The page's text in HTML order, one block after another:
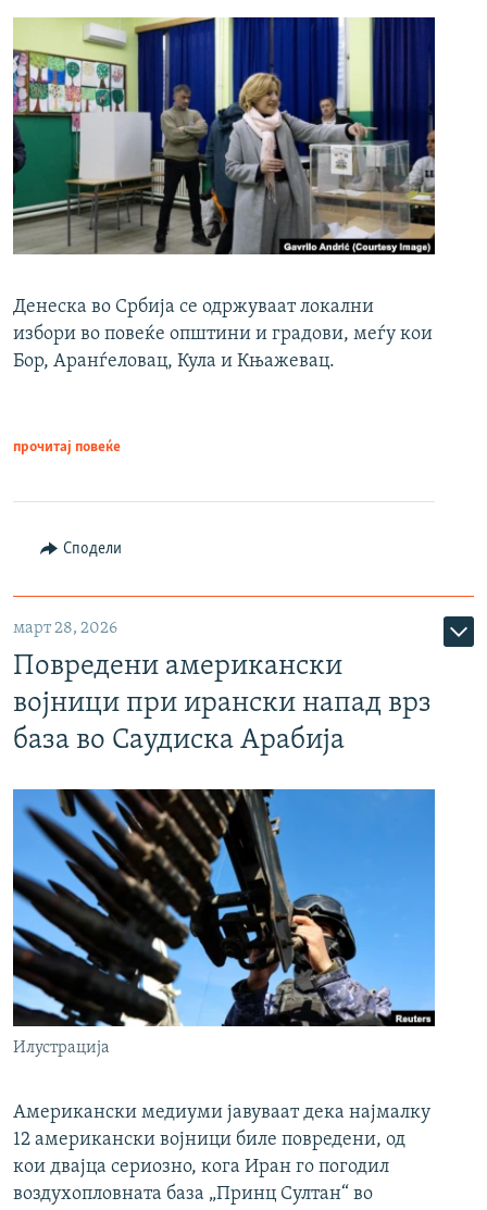
Денеска во Србија се одржуваат локални
избори во повеќе општини и градови, меѓу кои
Бор, Аранѓеловац, Кула и Књажевац.
прочитај повеќе
Сподели
март 28, 2026
Повредени американски
војници при ирански напад врз
база во Саудиска Арабија
Илустрација
Американски медиуми јавуваат дека најмалку
12 американски војници биле повредени, од
кои двајца сериозно, кога Иран го погодил
воздухопловната база „Принц Султан“ во